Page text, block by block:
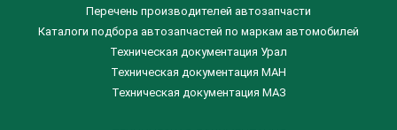
Перечень производителей автозапчасти
Каталоги подбора автозапчастей по маркам автомобилей
Техническая документация Урал
Техническая документация МАН
Техническая документация МАЗ